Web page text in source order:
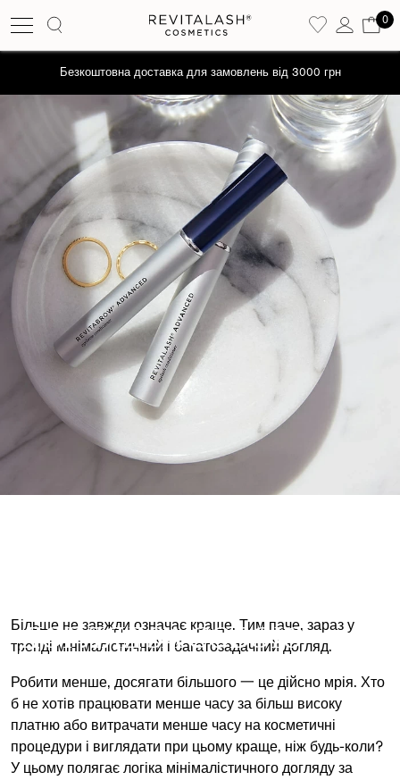
0
Безкоштовна доставка для замовлень від 3000 грн
ДОГЛЯД ЗА СОБОЮ
Більше не завжди означає краще. Тим паче, зараз у
тренді мінімалістичний і багатозадачний догляд.
Робити менше, досягати більшого 一 це дійсно мрія. Хто
б не хотів працювати менше часу за більш високу
платню або витрачати менше часу на косметичні
процедури і виглядати при цьому краще, ніж будь-коли?
У цьому полягає логіка мінімалістичного догляду за